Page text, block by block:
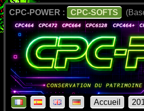
CPC-POWER : CPC-SOFTS
Accueil